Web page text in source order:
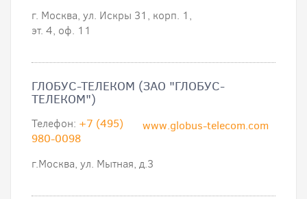
г. Москва, ул. Искры 31, корп. 1,
эт. 4, оф. 11
ГЛОБУС-ТЕЛЕКОМ (ЗАО "ГЛОБУС-
ТЕЛЕКОМ")
www.globus-telecom.com
Телефон: +7 (495)
980-0098
г.Москва, ул. Мытная, д.3